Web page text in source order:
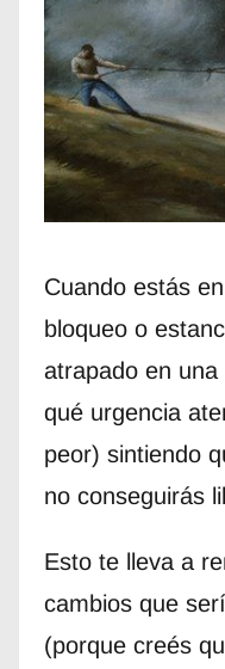
Cuando estás
bloqueo o
atrapado en
qué urgencia
peor) sintiendo
no conseguirás
Esto te lleva a
cambios que
(porque creés